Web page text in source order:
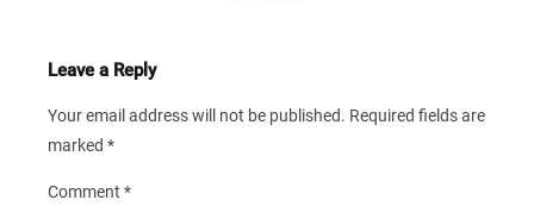
Leave a Reply
Your email address will not be published. Required fields are
marked *
Comment *